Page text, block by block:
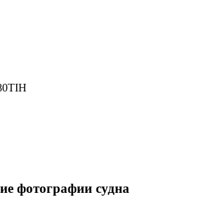
фотографии судна